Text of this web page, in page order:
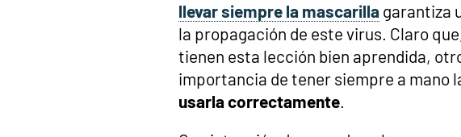
llevar siempre la mascarilla garantiza
la propagación de este virus. Claro
tienen esta lección bien aprendida,
importancia de tener siempre a mano
usarla correctamente.